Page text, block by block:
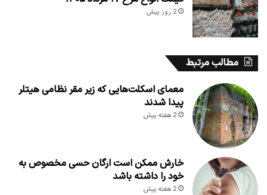
2 روز پیش
مطالب مرتبط
معمای اسکلت‌هایی که زیر مقر نظامی هیتلر
پیدا شدند
2 هفته پیش
خارش ممکن است ارگان حسی مخصوص به
خود را داشته باشد
2 هفته پیش